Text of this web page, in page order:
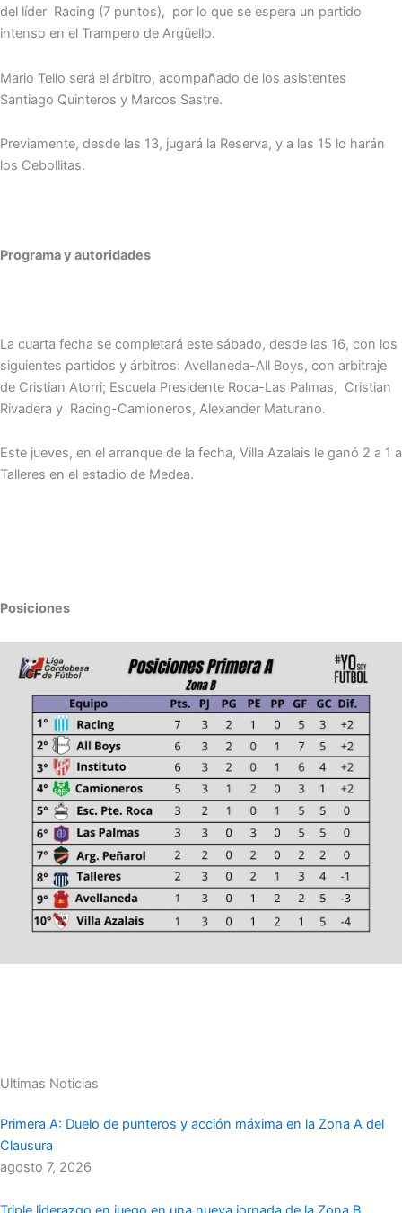
del líder Racing (7 puntos), por lo que se espera un partido
intenso en el Trampero de Argüello.
Mario Tello será el árbitro, acompañado de los asistentes
Santiago Quinteros y Marcos Sastre.
Previamente, desde las 13, jugará la Reserva, y a las 15 lo harán
los Cebollitas.
Programa y autoridades
La cuarta fecha se completará este sábado, desde las 16, con los
siguientes partidos y árbitros: Avellaneda-All Boys, con arbitraje
de Cristian Atorri; Escuela Presidente Roca-Las Palmas, Cristian
Rivadera y Racing-Camioneros, Alexander Maturano.
Este jueves, en el arranque de la fecha, Villa Azalais le ganó 2 a 1 a
Talleres en el estadio de Medea.
Posiciones
Ultimas Noticias
Primera A: Duelo de punteros y acción máxima en la Zona A del
Clausura
agosto 7, 2026